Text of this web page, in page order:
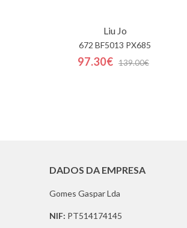
Liu Jo
672 BF5013 PX685
97.30€ 139.00€
DADOS DA EMPRESA
Gomes Gaspar Lda
NIF: PT514174145